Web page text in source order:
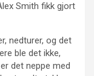
Smith fikk gjort
nedturer, og det
ble det ikke,
det neppe med